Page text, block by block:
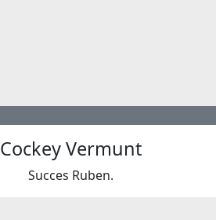
Cockey Vermunt
Succes Ruben.